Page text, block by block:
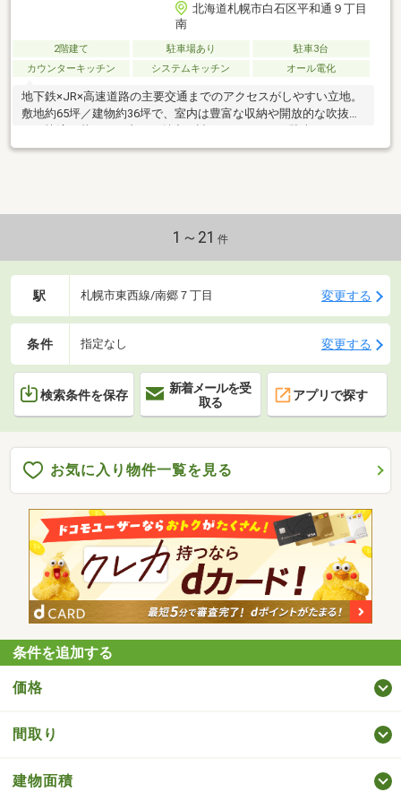
北海道札幌市白石区平和通９丁目
南
2階建て 駐車場あり
駐車3台
カウンターキッチン
システムキッチン オール電化
地下鉄×JR×高速道路の主要交通までのアクセスがしやすい立地。
敷地約65坪／建物約36坪で、室内は豊富な収納や開放的な吹抜な
ど、快適な暮らしを支える魅力が詰まっています。駐車スペース3
台分。
1～21 件
駅 札幌市東西線/南郷７丁目 変更する
条件 指定なし 変更する
検索条件を保存
新着メールを受
取る
アプリで探す
お気に入り物件一覧を見る
条件を追加する
価格
間取り
建物面積